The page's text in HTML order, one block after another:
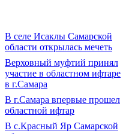
В селе Исаклы Самарской
области открылась мечеть
Верховный муфтий принял
участие в областном ифтаре
в г.Самара
В г.Самара впервые прошел
областной ифтар
В с.Красный Яр Самарской